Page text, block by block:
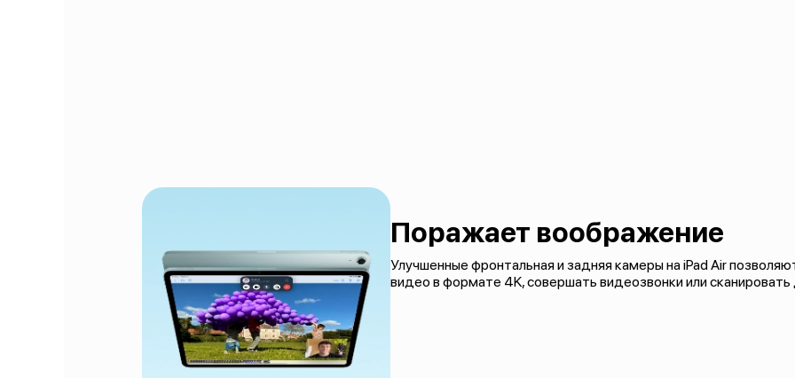
Поражает воображение
Улучшенные фронтальная и задняя камеры на iPad Air
видео в формате 4K, совершать видеозвонки или